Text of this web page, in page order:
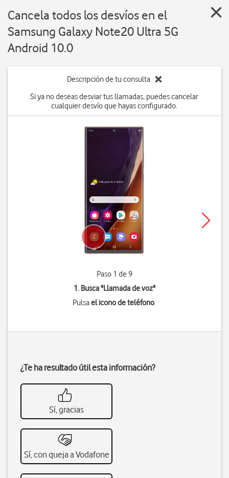
Cancela todos los desvíos en el
Samsung Galaxy Note20 Ultra 5G
Android 10.0
Descripción de tu consulta
Si ya no deseas desviar tus llamadas, puedes cancelar
cualquier desvío que hayas configurado.
Paso 1 de 9
1. Busca "Llamada de voz"
Pulsael icono de teléfono.
¿Te ha resultado útil esta información?
Sí, gracias
Sí, con queja a Vodafone